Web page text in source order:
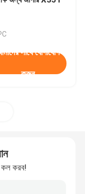
সাথে যোগাযোগ
করুন
কল করব!